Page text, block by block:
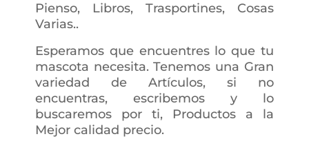
Pienso, Libros, Trasportines, Cosas
Varias..
Esperamos que encuentres lo que tu
mascota necesita. Tenemos una Gran
variedad de Artículos, si no
encuentras, escribemos y lo
buscaremos por ti, Productos a la
Mejor calidad precio.